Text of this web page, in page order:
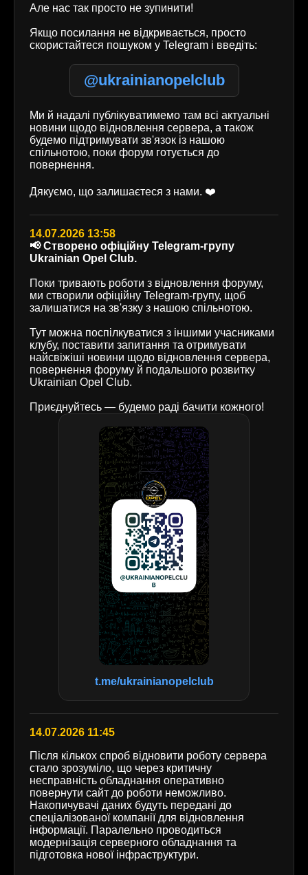
Але нас так просто не зупинити!
Якщо посилання не відкривається, просто
скористайтеся пошуком у Telegram і введіть:
@ukrainianopelclub
Ми й надалі публікуватимемо там всі актуальні
новини щодо відновлення сервера, а також
будемо підтримувати зв'язок із нашою
спільнотою, поки форум готується до
повернення.
Дякуємо, що залишаєтеся з нами. ❤️
14.07.2026 13:58
📢 Створено офіційну Telegram-групу
Ukrainian Opel Club.
Поки тривають роботи з відновлення форуму,
ми створили офіційну Telegram-групу, щоб
залишатися на зв'язку з нашою спільнотою.
Тут можна поспілкуватися з іншими учасниками
клубу, поставити запитання та отримувати
найсвіжіші новини щодо відновлення сервера,
повернення форуму й подальшого розвитку
Ukrainian Opel Club.
Приєднуйтесь — будемо раді бачити кожного!
t.me/ukrainianopelclub
14.07.2026 11:45
Після кількох спроб відновити роботу сервера
стало зрозуміло, що через критичну
несправність обладнання оперативно
повернути сайт до роботи неможливо.
Накопичувачі даних будуть передані до
спеціалізованої компанії для відновлення
інформації. Паралельно проводиться
модернізація серверного обладнання та
підготовка нової інфраструктури.